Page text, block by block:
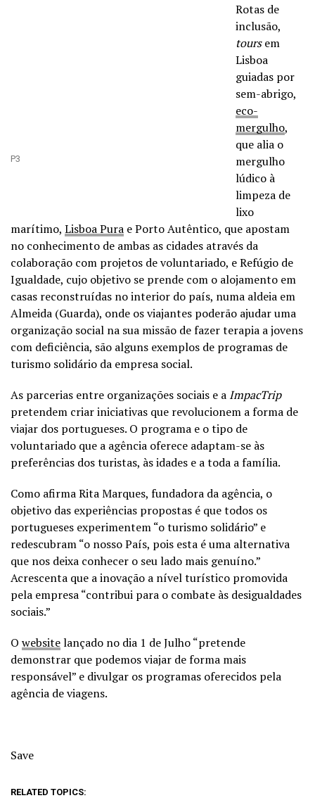
P3
Rotas de
inclusão,
toursem
Lisboa
guiadas por
sem-abrigo,
eco-
mergulho,
que alia o
mergulho
lúdico à
limpeza de
lixo
marítimo, Lisboa Pura e Porto Autêntico, que apostam
no conhecimento de ambas as cidades através da
colaboração com projetos de voluntariado, e Refúgio de
Igualdade, cujo objetivo se prende com o alojamento em
casas reconstruídas no interior do país, numa aldeia em
Almeida (Guarda), onde os viajantes poderão ajudar uma
organização social na sua missão de fazer terapia a jovens
com deficiência, são alguns exemplos de programas de
turismo solidário da empresa social.
As parcerias entre organizações sociais e a ImpacTrip
pretendem criar iniciativas que revolucionem a forma de
viajar dos portugueses. O programa e o tipo de
voluntariado que a agência oferece adaptam-se às
preferências dos turistas, às idades e a toda a família.
Como afirma Rita Marques, fundadora da agência, o
objetivo das experiências propostas é que todos os
portugueses experimentem “o turismo solidário” e
redescubram “o nosso País, pois esta é uma alternativa
que nos deixa conhecer o seu lado mais genuíno.”
Acrescenta que a inovação a nível turístico promovida
pela empresa “contribui para o combate às desigualdades
sociais.”
O websitelançado no dia 1 de Julho “pretende
demonstrar que podemos viajar de forma mais
responsável” e divulgar os programas oferecidos pela
agência de viagens.
Save
RELATED TOPICS: